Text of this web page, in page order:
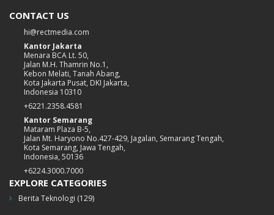
CONTACT US
hi@rectmedia.com
Kantor Jakarta
Menara BCA Lt. 50,
Jalan M.H. Thamrin No.1,
Kebon Melati, Tanah Abang,
Kota Jakarta Pusat, DKI Jakarta,
Indonesia 10310
+6221.2358.4581
Kantor Semarang
Mataram Plaza B-5,
Jalan Mt. Haryono No.427-429, Jagalan, Semarang Tengah,
Kota Semarang, Jawa Tengah,
Indonesia, 50136
+6224.3000.7000
EXPLORE CATEGORIES
Berita Teknologi (129)